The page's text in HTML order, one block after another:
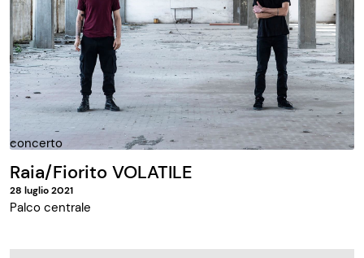
concerto
Raia/Fiorito VOLATILE
28 luglio 2021
Palco centrale